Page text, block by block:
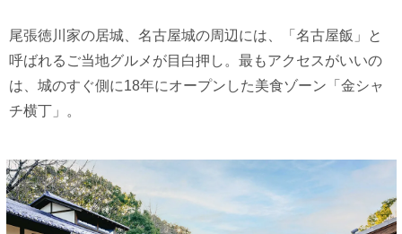
尾張徳川家の居城、名古屋城の周辺には、「名古屋飯」と
呼ばれるご当地グルメが目白押し。最もアクセスがいいの
は、城のすぐ側に18年にオープンした美食ゾーン「金シャ
チ横丁」。